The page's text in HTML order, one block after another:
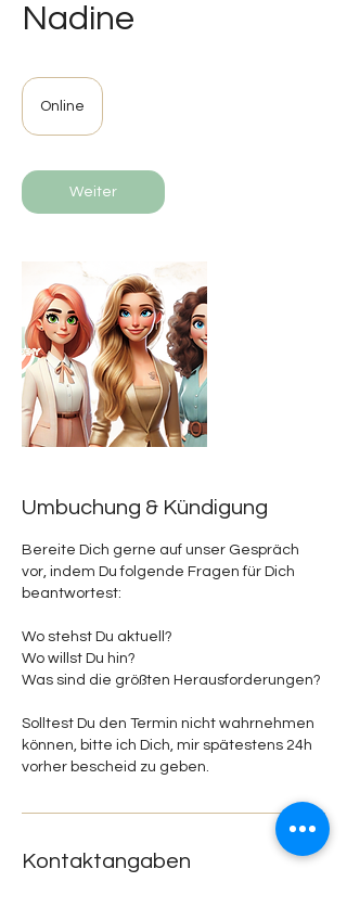
Nadine
Online
Weiter
Umbuchung & Kündigung
Bereite Dich gerne auf unser Gespräch
vor, indem Du folgende Fragen für Dich
beantwortest:
Wo stehst Du aktuell?
Wo willst Du hin?
Was sind die größten Herausforderungen?
Solltest Du den Termin nicht wahrnehmen
können, bitte ich Dich, mir spätestens 24h
vorher bescheid zu geben.
Kontaktangaben